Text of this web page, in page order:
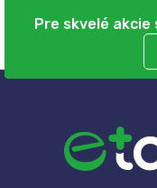
Pre skvelé